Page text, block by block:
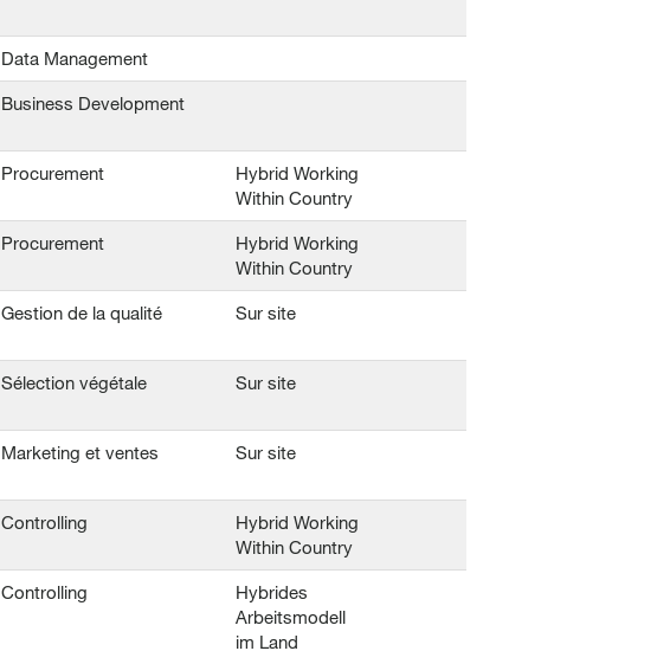
Data Management
Business Development
Procurement
Hybrid Working
Within Country
Procurement
Hybrid Working
Within Country
Gestion de la qualité Sur site
Sélection végétale Sur site
Marketing et ventes Sur site
Controlling
Hybrid Working
Within Country
Controlling
Hybrides
Arbeitsmodell
im Land